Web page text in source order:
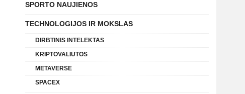
SPORTO NAUJIENOS
TECHNOLOGIJOS IR MOKSLAS
DIRBTINIS INTELEKTAS
KRIPTOVALIUTOS
METAVERSE
SPACEX